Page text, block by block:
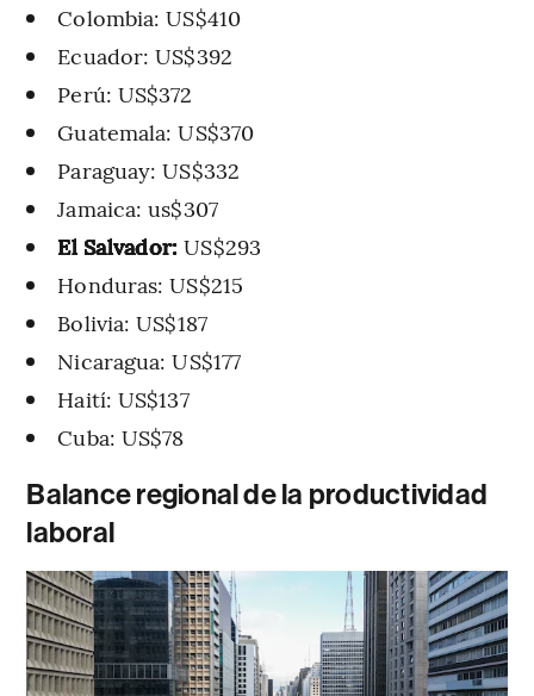
Colombia: US$410
Ecuador: US$392
Perú: US$372
Guatemala: US$370
Paraguay: US$332
Jamaica: us$307
El Salvador: US$293
Honduras: US$215
Bolivia: US$187
Nicaragua: US$177
Haití: US$137
Cuba: US$78
Balance regional de la productividad
laboral